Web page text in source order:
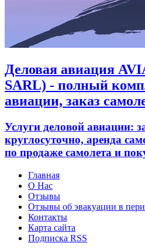
Деловая авиация
SARL) - полный
авиации, заказ
Услуги деловой авиации:
круглосуточно, аренда
по продаже самолета и
Главная
О Нас
Отзывы
Отзывы об эвакуации в
Контакты
Карта сайта
Подписка RSS